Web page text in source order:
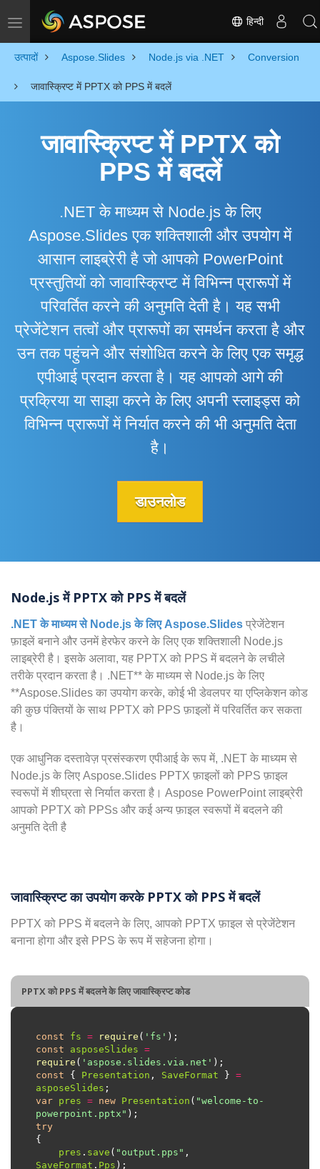
Toggle navigation हिन्दी
उत्पादों Aspose.Slides Node.js via .NET Conversion
जावास्क्रिप्ट में PPTX को PPS में बदलें
जावास्क्रिप्ट में PPTX को
PPS में बदलें
.NET के माध्यम से Node.js के लिए
Aspose.Slides एक शक्तिशाली और उपयोग में
आसान लाइब्रेरी है जो आपको PowerPoint
प्रस्तुतियों को जावास्क्रिप्ट में विभिन्न प्रारूपों में
परिवर्तित करने की अनुमति देती है। यह सभी
प्रेजेंटेशन तत्वों और प्रारूपों का समर्थन करता है और
उन तक पहुंचने और संशोधित करने के लिए एक समृद्ध
एपीआई प्रदान करता है। यह आपको आगे की
प्रक्रिया या साझा करने के लिए अपनी स्लाइड्स को
विभिन्न प्रारूपों में निर्यात करने की भी अनुमति देता
है।
डाउनलोड
Node.js में PPTX को PPS में बदलें
.NET के माध्यम से Node.js के लिए Aspose.Slides प्रेजेंटेशन
फ़ाइलें बनाने और उनमें हेरफेर करने के लिए एक शक्तिशाली Node.js
लाइब्रेरी है। इसके अलावा, यह PPTX को PPS में बदलने के लचीले
तरीके प्रदान करता है। .NET** के माध्यम से Node.js के लिए
**Aspose.Slides का उपयोग करके, कोई भी डेवलपर या एप्लिकेशन कोड
की कुछ पंक्तियों के साथ PPTX को PPS फ़ाइलों में परिवर्तित कर सकता
है।
एक आधुनिक दस्तावेज़ प्रसंस्करण एपीआई के रूप में, .NET के माध्यम से
Node.js के लिए Aspose.Slides PPTX फ़ाइलों को PPS फ़ाइल
स्वरूपों में शीघ्रता से निर्यात करता है। Aspose PowerPoint लाइब्रेरी
आपको PPTX को PPSs और कई अन्य फ़ाइल स्वरूपों में बदलने की
अनुमति देती है
जावास्क्रिप्ट का उपयोग करके PPTX को PPS में बदलें
PPTX को PPS में बदलने के लिए, आपको PPTX फ़ाइल से प्रेजेंटेशन
बनाना होगा और इसे PPS के रूप में सहेजना होगा।
PPTX को PPS में बदलने के लिए जावास्क्रिप्ट कोड
const fs = require ( 'fs'
const
asposeSlides =
require ( 'aspose.slides.via.net'
const { Presentation , SaveFormat } =
asposeSlides
var pres = new Presentation ( "welcome-to-
powerpoint.pptx"
try
pres . save ( "output.pps"
SaveFormat . Pps